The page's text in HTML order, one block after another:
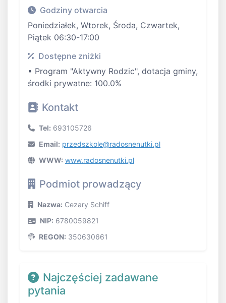
Godziny otwarcia
Poniedziałek, Wtorek, Środa, Czwartek,
Piątek 06:30-17:00
Dostępne zniżki
• Program "Aktywny Rodzic", dotacja gminy,
środki prywatne: 100.0%
Kontakt
Tel: 693105726
Email: przedszkole@radosnenutki.pl
WWW: www.radosnenutki.pl
Podmiot prowadzący
Nazwa: Cezary Schiff
NIP: 6780059821
REGON: 350630661
Najczęściej zadawane
pytania